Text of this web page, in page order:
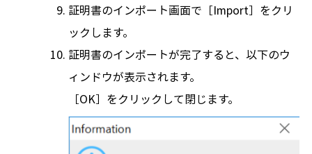
証明書のインポート画面で［Import］をクリ
ックします。
証明書のインポートが完了すると、以下のウ
ィンドウが表示されます。
［OK］をクリックして閉じます。